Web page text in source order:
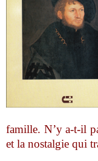
famille. N’y a-t-il
et la nostalgie qui